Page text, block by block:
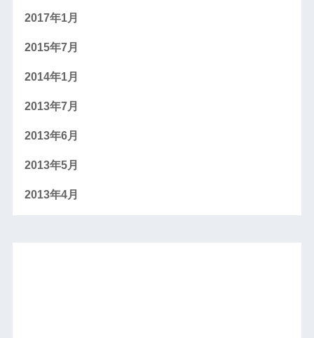
2017年1月
2015年7月
2014年1月
2013年7月
2013年6月
2013年5月
2013年4月